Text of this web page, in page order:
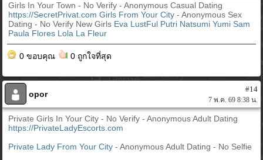
Girls In Your Town - No Verify - Anonymous Casual Dating
https://SecretPrivat.com Girls From Your City- Anonymous Sex
Dating - No Verify New Girls Eva LustFul Putri Natsumi Yumi Sam
Paula Flores Lola La Fleur
0 ขอบคุณ 0 ถูกใจที่สุด
opor
#14
7 พ.ค. 69 8:38 น.
Private Girls In Your City - No Verify - Anonymous Adult Dating
https://PrivateLadyEscorts.com
Private Lady From Your City- Anonymous Adult Dating - No Selfie